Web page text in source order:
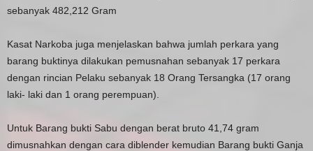
sebanyak 482,212 Gram
Kasat Narkoba juga menjelaskan bahwa jumlah perkara yang
barang buktinya dilakukan pemusnahan sebanyak 17 perkara
dengan rincian Pelaku sebanyak 18 Orang Tersangka (17 orang
laki- laki dan 1 orang perempuan).
Untuk Barang bukti Sabu dengan berat bruto 41,74 gram
dimusnahkan dengan cara diblender kemudian Barang bukti Ganja